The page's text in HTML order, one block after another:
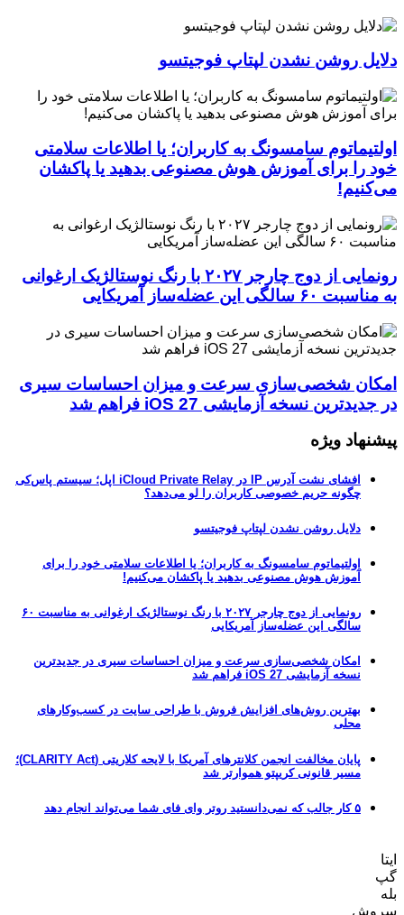
دلایل روشن نشدن لپتاپ فوجیتسو
اولتیماتوم سامسونگ به کاربران؛ یا اطلاعات سلامتی
خود را برای آموزش هوش مصنوعی بدهید یا پاکشان
می‌کنیم!
رونمایی از دوج چارجر ۲۰۲۷ با رنگ نوستالژیک ارغوانی
به مناسبت ۶۰ سالگی این عضله‌ساز آمریکایی
امکان شخصی‌سازی سرعت و میزان احساسات سیری
در جدیدترین نسخه آزمایشی iOS 27 فراهم شد
پیشنهاد ویژه
افشای نشت آدرس IP در iCloud Private Relay اپل؛ سیستم پاس‌کی
چگونه حریم خصوصی کاربران را لو می‌دهد؟
دلایل روشن نشدن لپتاپ فوجیتسو
اولتیماتوم سامسونگ به کاربران؛ یا اطلاعات سلامتی خود را برای
آموزش هوش مصنوعی بدهید یا پاکشان می‌کنیم!
رونمایی از دوج چارجر ۲۰۲۷ با رنگ نوستالژیک ارغوانی به مناسبت ۶۰
سالگی این عضله‌ساز آمریکایی
امکان شخصی‌سازی سرعت و میزان احساسات سیری در جدیدترین
نسخه آزمایشی iOS 27 فراهم شد
بهترین روش‌های افزایش فروش با طراحی سایت در کسب‌وکارهای
محلی
پایان مخالفت انجمن کلانترهای آمریکا با لایحه کلاریتی (CLARITY Act)؛
مسیر قانونی کریپتو هموارتر شد
۵ کار جالب که نمی‌دانستید روتر وای فای شما می‌تواند انجام دهد
ایتا
گپ
بله
سروش